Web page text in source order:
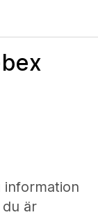
information
är